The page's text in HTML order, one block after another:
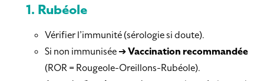
1. Rubéole
Vérifier l’immunité (sérologie si doute).
Si non immunisée ➔Vaccination recommandée
(ROR = Rougeole-Oreillons-Rubéole).